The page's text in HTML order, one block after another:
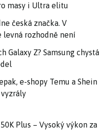
masy i Ultra elitu
česká značka. V
rozhodně není
Galaxy Z? Samsung chystá
e-shopy Temu a Shein
Plus – Vysoký výkon za